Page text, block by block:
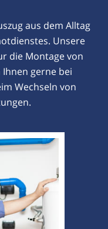
aus dem Alltag
Unsere
die Montage von
gerne bei
Wechseln von